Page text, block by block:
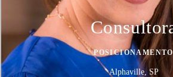
POSICIONAMENTO
Alphaville, SP